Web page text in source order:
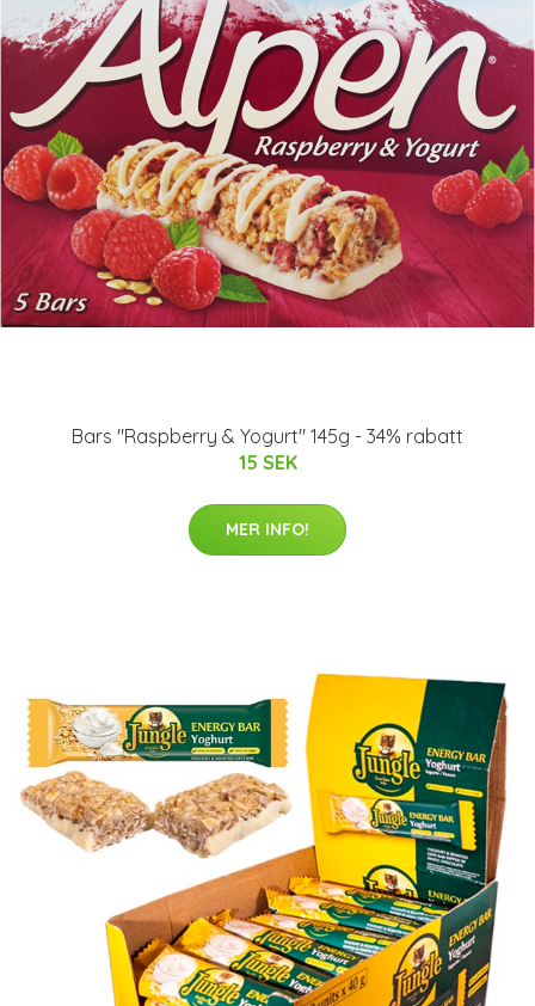
Bars "Raspberry & Yogurt" 145g - 34% rabatt
15 SEK
MER INFO!